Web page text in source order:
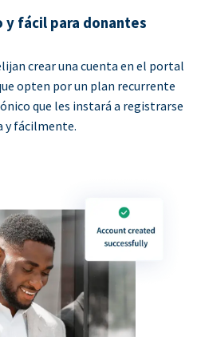
y fácil para donantes
crear una cuenta en el portal
opten por un plan recurrente
que les instará a registrarse
y fácilmente.